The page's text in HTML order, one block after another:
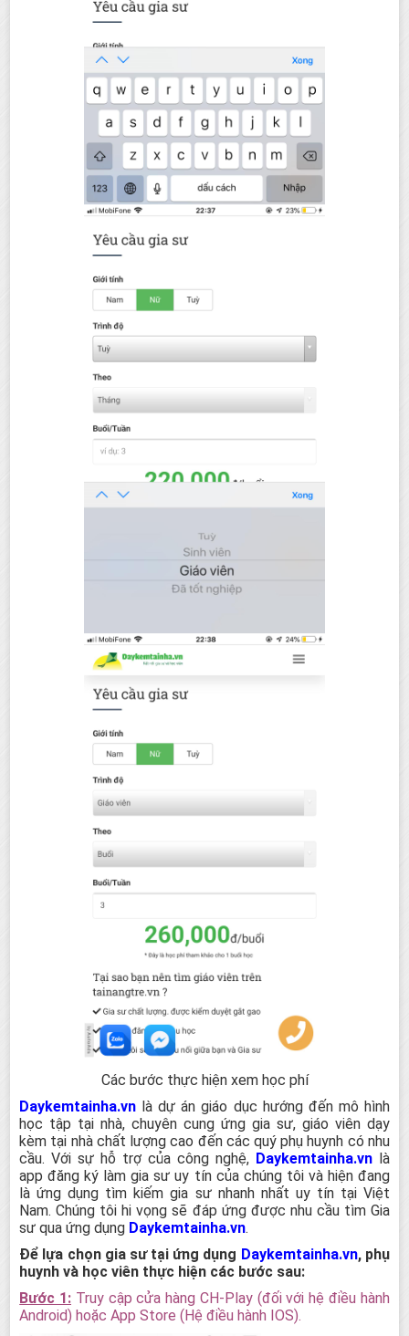
Các bước thực hiện xem học phí
Daykemtainha.vn là dự án giáo dục hướng đến mô hình
học tập tại nhà, chuyên cung ứng gia sư, giáo viên dạy
kèm tại nhà chất lượng cao đến các quý phụ huynh có nhu
cầu. Với sự hỗ trợ của công nghệ, Daykemtainha.vnlà
app đăng ký làm gia sư uy tín của chúng tôi và hiện đang
là ứng dụng tìm kiếm gia sư nhanh nhất uy tín tại Việt
Nam. Chúng tôi hi vọng sẽ đáp ứng được nhu cầu tìm Gia
sư qua ứng dụng Daykemtainha.vn.
Để lựa chọn gia sư tại ứng dụng Daykemtainha.vn, phụ
huynh và học viên thực hiện các bước sau:
Bước 1:Truy cập cửa hàng CH-Play (đối với hệ điều hành
Android) hoặc App Store (Hệ điều hành IOS).